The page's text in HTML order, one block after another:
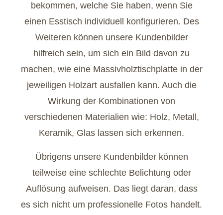
bekommen, welche Sie haben, wenn Sie
einen Esstisch individuell konfigurieren. Des
Weiteren können unsere Kundenbilder
hilfreich sein, um sich ein Bild davon zu
machen, wie eine Massivholztischplatte in der
jeweiligen Holzart ausfallen kann. Auch die
Wirkung der Kombinationen von
verschiedenen Materialien wie: Holz, Metall,
Keramik, Glas lassen sich erkennen.
Übrigens unsere Kundenbilder können
teilweise eine schlechte Belichtung oder
Auflösung aufweisen. Das liegt daran, dass
es sich nicht um professionelle Fotos handelt.